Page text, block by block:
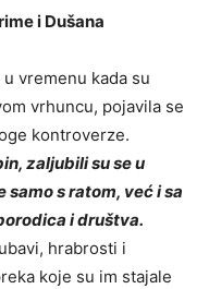
i Dušana
vremenu kada su
vrhuncu, pojavila se
kontroverze.
zaljubili su se u
s ratom, već i sa
i društva.
hrabrosti i
koje su im stajale